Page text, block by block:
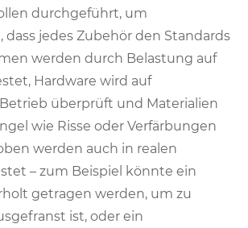
durchgeführt, um
dass jedes Zubehör den Standards
werden durch Belastung auf
Hardware wird auf
überprüft und Materialien
wie Risse oder Verfärbungen
werden auch in realen
– zum Beispiel könnte ein
getragen werden, um zu
ist, oder ein